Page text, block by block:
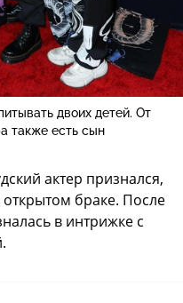
двоих детей. От
также есть сын
актер признался,
открытом браке. После
в интрижке с